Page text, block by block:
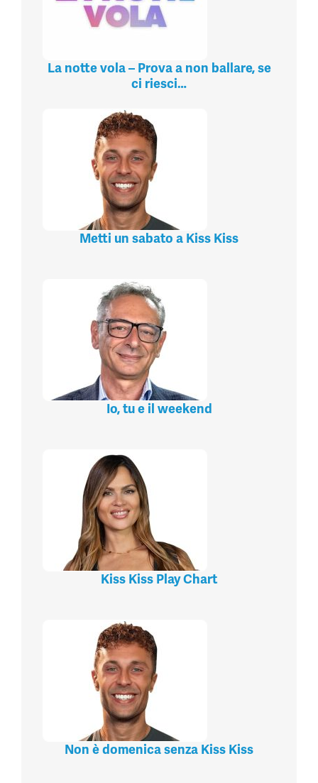
La notte vola – Prova a non ballare, se
ci riesci…
Metti un sabato a Kiss Kiss
Io, tu e il weekend
Kiss Kiss Play Chart
Non è domenica senza Kiss Kiss